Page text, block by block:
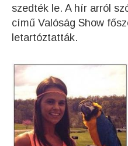
szedték le. A hír arról
című Valóság Show
letartóztatták.